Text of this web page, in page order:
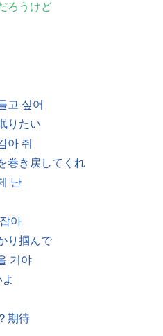
ろうけど
고 싶어
りたい
아 줘
巻き戻してくれ
난
아
り掴んで
거야
期待